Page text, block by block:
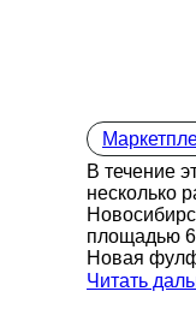
В течение
несколько
площадью
Новая
Читать